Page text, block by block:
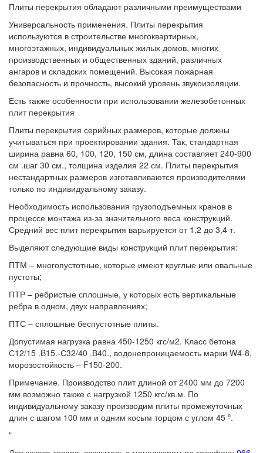
Плиты перекрытия обладают различными преимуществами
Универсальность применения. Плиты перекрытия
используются в строительстве многоквартирных,
многоэтажных, индивидуальных жилых домов, многих
производственных и общественных зданий, различных
ангаров и складских помещений. Высокая пожарная
безопасность и прочность, высокий уровень звукоизоляции.
Есть также особенности при использовании железобетонных
плит перекрытия
Плиты перекрытия серийных размеров, которые должны
учитываться при проектировании здания. Так, стандартная
ширина равна 60, 100, 120, 150 см, длина составляет 240-900
см .шаг 30 см., толщина изделия 22 см. Плиты перекрытия
нестандартных размеров изготавливаются производителями
только по индивидуальному заказу.
Необходимость использования грузоподъемных кранов в
процессе монтажа из-за значительного веса конструкций.
Средний вес плит перекрытия варьируется от 1,2 до 3,4 т.
Выделяют следующие виды конструкций плит перекрытия:
ПТМ – многопустотные, которые имеют круглые или овальные
пустоты;
ПТР – ребристые сплошные, у которых есть вертикальные
ребра в одном, двух направлениях;
ПТС ­– сплошные беспустотные плиты.
Допустимая нагрузка равна 450-1250 кгс/м2. Класс бетона
С12/15 .B15.-С32/40 .В40., водонепроницаемость марки W4-8,
морозостойкость – F150-200.
Примечание. Производство плит длиной от 2400 мм до 7200
мм возможно также с нагрузкой 1250 кгс/кв.м. По
индивидуальному заказу производим плиты промежуточных
длин с шагом 100 мм и одним косым торцом с углом 45 º.
"